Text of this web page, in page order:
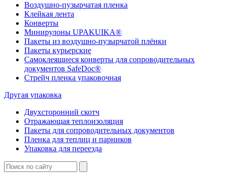
Воздушно-пузырчатая пленка
Клейкая лента
Конверты
Минирулоны UPAKUIKA®
Пакеты из воздушно-пузырчатой плёнки
Пакеты курьерские
Самоклеящиеся конверты для сопроводительных
документов SafeDoc®
Стрейч пленка упаковочная
Другая упаковка
Двухсторонний скотч
Отражающая теплоизоляция
Пакеты для сопроводительных документов
Пленка для теплиц и парников
Упаковка для переезда